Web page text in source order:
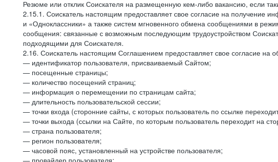
Резюме или отклик Соискателя на размещенную кем-либо вакансию, если
2.15.1. Соискатель настоящим предоставляет свое согласие на получение
и «Одноклассники» а также систем мгновенного обмена сообщениями в
сообщения: связанные с возможным последующим трудоустройством
подходящими для Соискателя.
2.16. Соискатель настоящим Соглашением предоставляет свое согласие на
— идентификатор пользователя, присваиваемый Сайтом;
— посещенные страницы;
— количество посещений страниц;
— информация о перемещении по страницам сайта;
— длительность пользовательской сессии;
— точки входа (сторонние сайты, с которых пользователь по ссылке
— точки выхода (ссылки на Сайте, по которым пользователь переходит на
— страна пользователя;
— регион пользователя;
— часовой пояс, установленный на устройстве пользователя;
— провайдер пользователя;